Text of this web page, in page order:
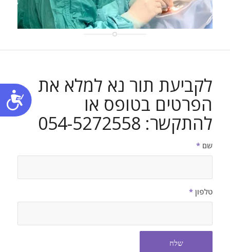
לקביעת תור נא למלא את
הפרטים בטופס או
להתקשר: 054-5272558
שם *
טלפון *